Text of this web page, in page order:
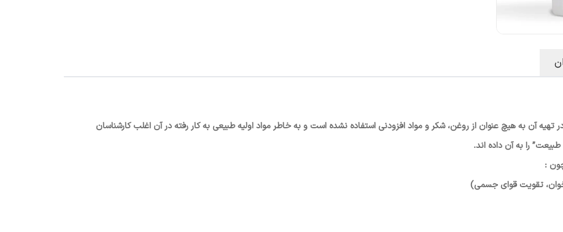
تهیه آن به هیچ عنوان از روغن، شکر و مواد افزودنی استفاده نشده است و به خاطر مواد اولیه طبیعی به کار رفته در آن اغلب کارشناسان
را به آن داده اند.
:
تقویت قوای جسمی)